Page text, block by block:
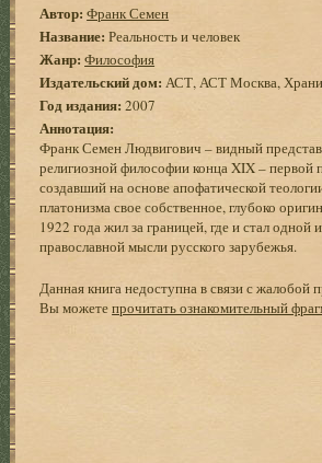
Автор: Франк Семен
Название: Реальность и человек
Жанр: Философия
Издательский дом: АСТ, АСТ Москва,
Год издания:2007
Аннотация:
Франк Семен Людвигович – видный
религиозной философии конца XIX – первой
создавший на основе апофатической
платонизма свое собственное, глубоко
1922 года жил за границей, где и стал одной
православной мысли русского зарубежья.
Данная книга недоступна в связи с жалобой
Вы можетепрочитать ознакомительный